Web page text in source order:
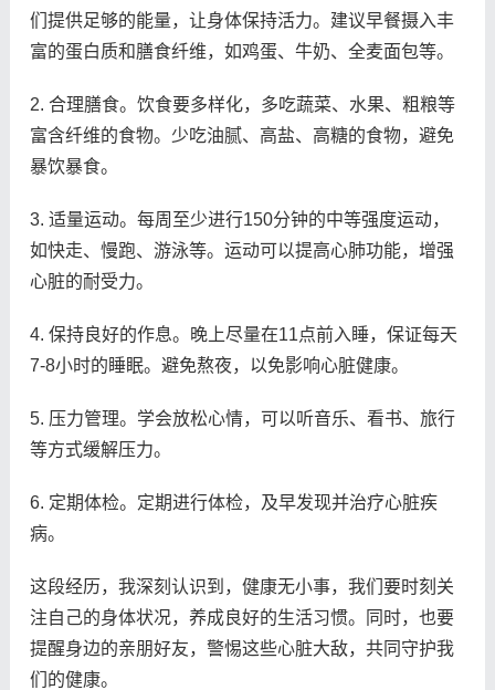
们提供足够的能量，让身体保持活力。建议早餐摄入丰
富的蛋白质和膳食纤维，如鸡蛋、牛奶、全麦面包等。
2. 合理膳食。饮食要多样化，多吃蔬菜、水果、粗粮等
富含纤维的食物。少吃油腻、高盐、高糖的食物，避免
暴饮暴食。
3. 适量运动。每周至少进行150分钟的中等强度运动，
如快走、慢跑、游泳等。运动可以提高心肺功能，增强
心脏的耐受力。
4. 保持良好的作息。晚上尽量在11点前入睡，保证每天
7-8小时的睡眠。避免熬夜，以免影响心脏健康。
5. 压力管理。学会放松心情，可以听音乐、看书、旅行
等方式缓解压力。
6. 定期体检。定期进行体检，及早发现并治疗心脏疾
病。
这段经历，我深刻认识到，健康无小事，我们要时刻关
注自己的身体状况，养成良好的生活习惯。同时，也要
提醒身边的亲朋好友，警惕这些心脏大敌，共同守护我
们的健康。